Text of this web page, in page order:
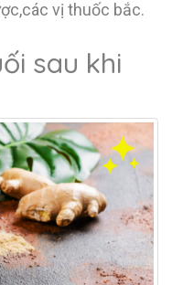
vị thuốc bắc.
sau khi